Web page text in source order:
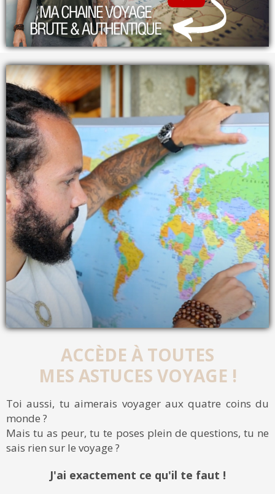
ACCÈDE À TOUTES
MES ASTUCES VOYAGE !
Toi aussi, tu aimerais voyager aux quatre coins du
monde ?
Mais tu as peur, tu te poses plein de questions, tu ne
sais rien sur le voyage ?
J'ai exactement ce qu'il te faut !